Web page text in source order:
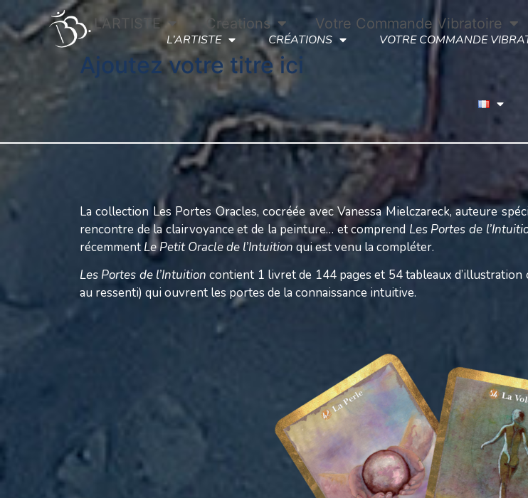
L’ARTISTE CRÉATIONS VOTRE COMMANDE
L’ARTISTE Créations Votre Commande Vibratoire
Ajoutez votre titre ici
La collection Les Portes Oracles, cocréée avec Vanessa Mielczareck, auteure
rencontre de la clairvoyance et de la peinture… et comprend Les Portes de
récemment Le Petit Oracle de l’Intuition qui est venu la compléter.
Les Portes de l’Intuitioncontient 1 livret de 144 pages et 54 tableaux
au ressenti) qui ouvrent les portes de la connaissance intuitive.